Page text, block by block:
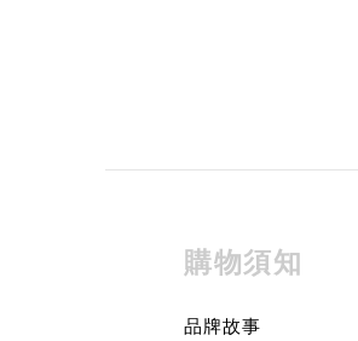
購物須知
品牌故事